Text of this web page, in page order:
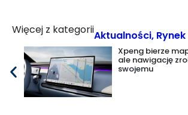
Więcej z kategoriiAktualności, Rynek
Xpeng bierze
ale nawigację
swojemu